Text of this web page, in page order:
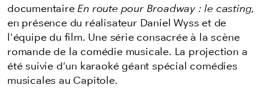
documentaire En route pour Broadway : le casting,
en présence du réalisateur Daniel Wyss et de
l'équipe du film. Une série consacrée à la scène
romande de la comédie musicale. La projection a
été suivie d'un karaoké géant spécial comédies
musicales au Capitole.